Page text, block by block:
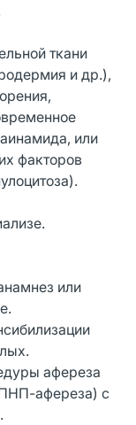
ткани
и др.),
или
факторов
или
афереза
афереза) с